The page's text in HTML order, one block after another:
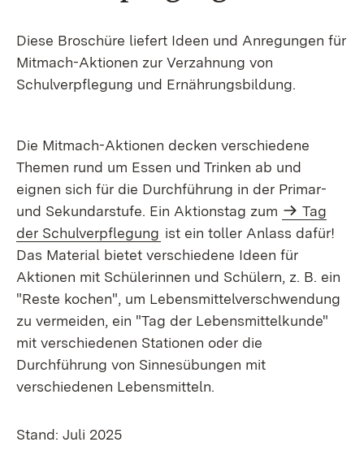
Diese Broschüre liefert Ideen und Anregungen für
Mitmach-Aktionen zur Verzahnung von
Schulverpflegung und Ernährungsbildung.
Die Mitmach-Aktionen decken verschiedene
Themen rund um Essen und Trinken ab und
eignen sich für die Durchführung in der Primar-
und Sekundarstufe. Ein Aktionstag zum
Tag
der Schulverpflegung ist ein toller Anlass dafür!
Das Material bietet verschiedene Ideen für
Aktionen mit Schülerinnen und Schülern, z. B. ein
"Reste kochen", um Lebensmittelverschwendung
zu vermeiden, ein "Tag der Lebensmittelkunde"
mit verschiedenen Stationen oder die
Durchführung von Sinnesübungen mit
verschiedenen Lebensmitteln.
Stand: Juli 2025